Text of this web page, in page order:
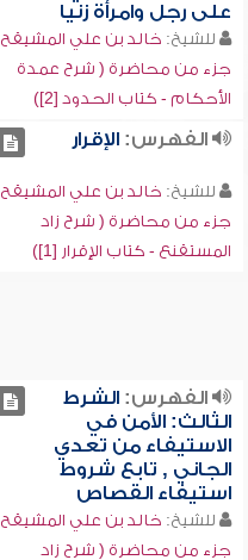
على رجل وامرأة زنيا
للشيخ: خالد بن علي المشيقح
جزء من محاضرة ( شرح عمدة
الأحكام - كتاب الحدود [2])
الفهرس:الإقرار
للشيخ: خالد بن علي المشيقح
جزء من محاضرة ( شرح زاد
المستقنع - كتاب الإقرار [1])
الفهرس:الشرط
الثالث: الأمن في
الاستيفاء من تعدي
الجاني , تابع شروط
استيفاء القصاص
للشيخ: خالد بن علي المشيقح
جزء من محاضرة ( شرح زاد